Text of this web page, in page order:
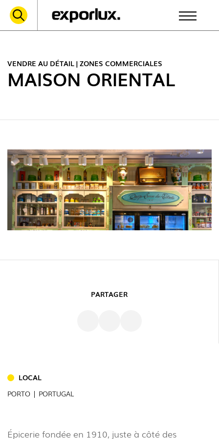
INTÉRIEUR
EXTÉRIEUR
INDUSTRIEL (7)
VENDRE AU DÉTAIL | ZONES COMMERCIALES
MAISON ORIENTAL
PARTAGER
LOCAL
PORTO | PORTUGAL
Épicerie fondée en 1910, juste à côté des